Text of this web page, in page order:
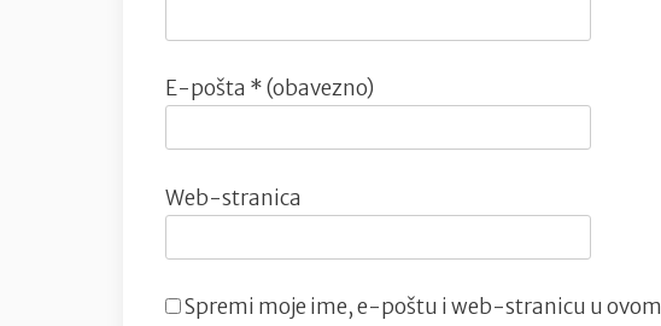
E-pošta * (obavezno)
Web-stranica
Spremi moje ime, e-poštu i web-stranicu u